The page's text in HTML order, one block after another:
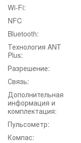
Wi-Fi:
NFC
Bluetooth:
Технология ANT
Plus:
Разрешение:
Связь:
Дополнительная
информация и
комплектация:
Пульсометр:
Компас: